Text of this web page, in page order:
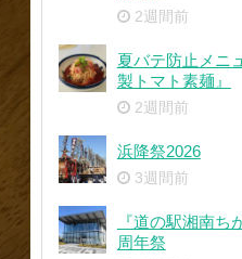
2週間前
夏バテ防止メニ
製トマト素麺』
2週間前
浜降祭2026
3週間前
『道の駅湘南ち
周年祭